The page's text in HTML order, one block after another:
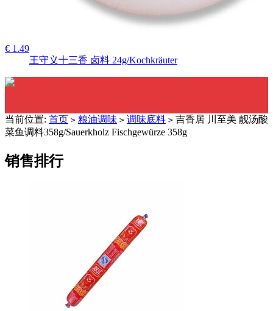
€ 1.49
王守义十三香 卤料 24g/Kochkräuter
当前位置: 首页 > 粮油调味 > 调味底料 > 吉香居 川至美 靓汤酸
菜鱼调料358g/Sauerkholz Fischgewürze 358g
销售排行